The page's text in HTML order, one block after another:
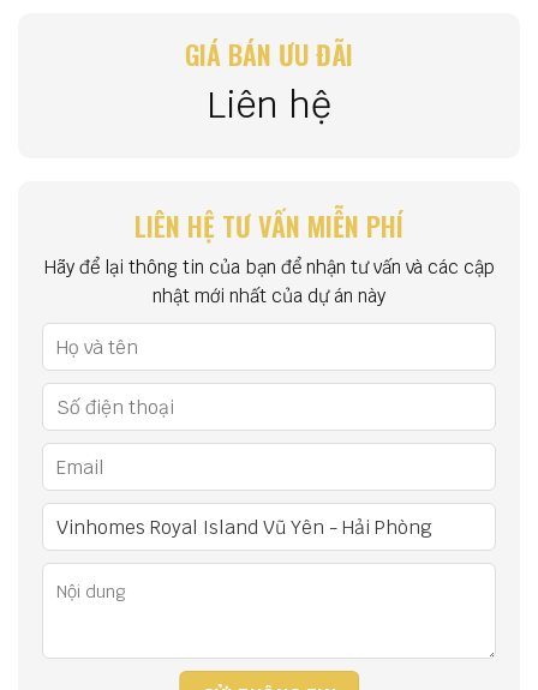
GIÁ BÁN ƯU ĐÃI
Liên hệ
LIÊN HỆ TƯ VẤN MIỄN PHÍ
Hãy để lại thông tin của bạn để nhận tư vấn và các cập
nhật mới nhất của dự án này